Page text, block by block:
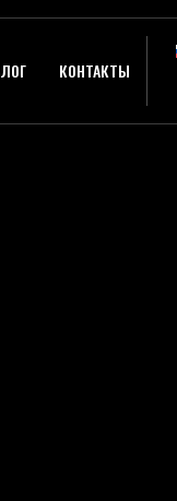
КОНТАКТЫ